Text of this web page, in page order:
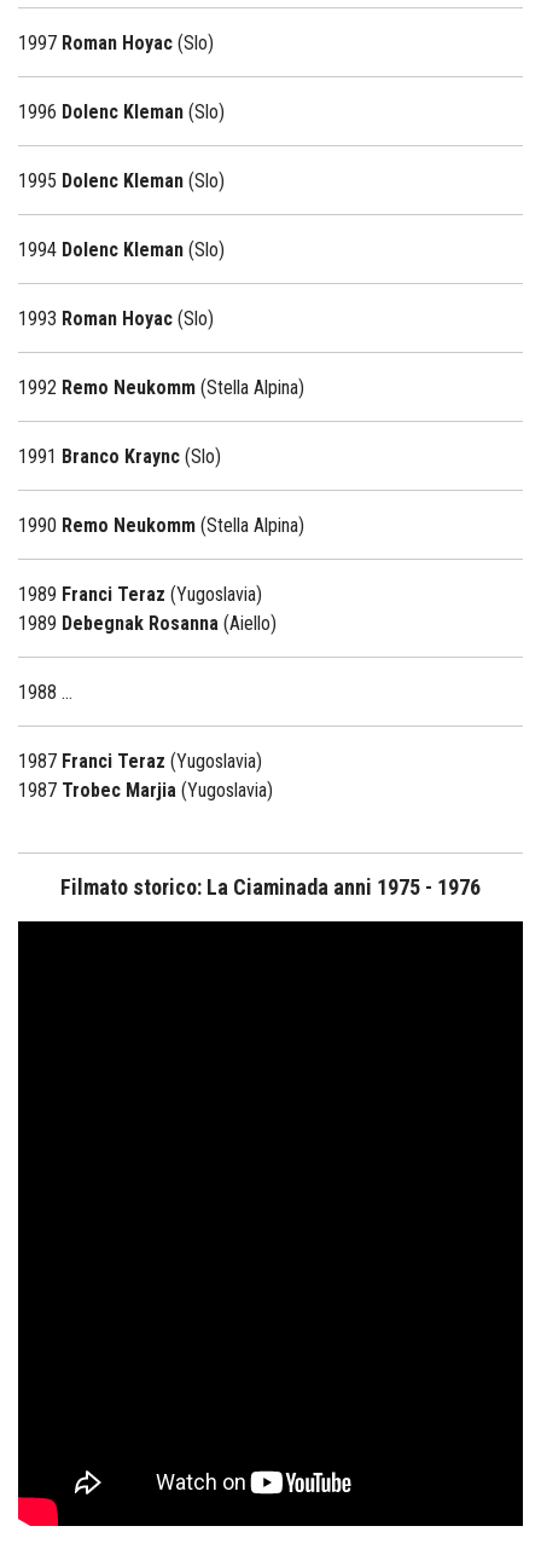
1997 Roman Hoyac (Slo)
1996 Dolenc Kleman (Slo)
1995 Dolenc Kleman (Slo)
1994 Dolenc Kleman (Slo)
1993 Roman Hoyac (Slo)
1992 Remo Neukomm (Stella Alpina)
1991 Branco Kraync (Slo)
1990 Remo Neukomm (Stella Alpina)
1989 Franci Teraz (Yugoslavia)
1989 Debegnak Rosanna (Aiello)
1988 ...
1987 Franci Teraz (Yugoslavia)
1987 Trobec Marjia (Yugoslavia)
Filmato storico: La Ciaminada anni 1975 - 1976